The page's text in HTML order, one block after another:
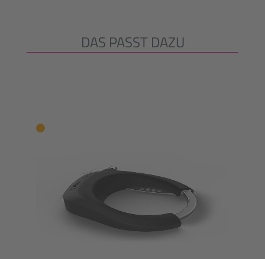
Produktgalerie überspringen
DAS PASST DAZU